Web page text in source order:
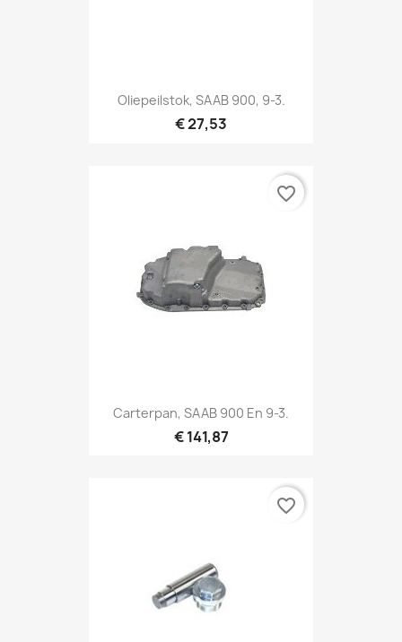
Oliepeilstok, SAAB 900, 9-3.
€ 27,53
Carterpan, SAAB 900 En 9-3.
€ 141,87
favorite_border
favorite_border